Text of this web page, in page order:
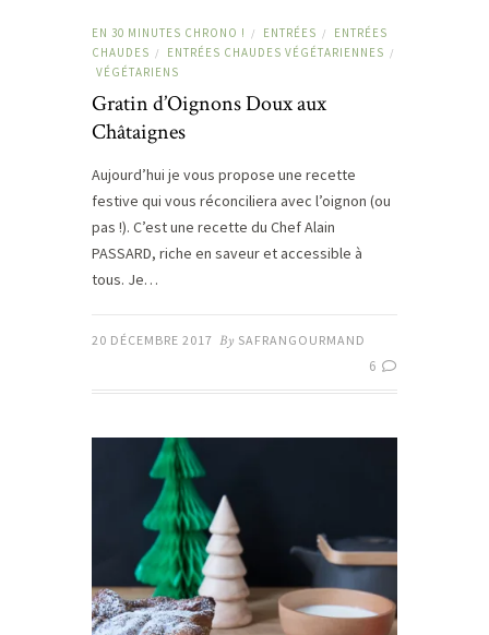
EN 30 MINUTES CHRONO ! / ENTRÉES /
ENTRÉES
CHAUDES / ENTRÉES CHAUDES VÉGÉTARIENNES /
VÉGÉTARIENS
Gratin d’Oignons Doux aux
Châtaignes
Aujourd’hui je vous propose une recette
festive qui vous réconciliera avec l’oignon (ou
pas !). C’est une recette du Chef Alain
PASSARD, riche en saveur et accessible à
tous. Je…
20 DÉCEMBRE 2017 By SAFRANGOURMAND
6